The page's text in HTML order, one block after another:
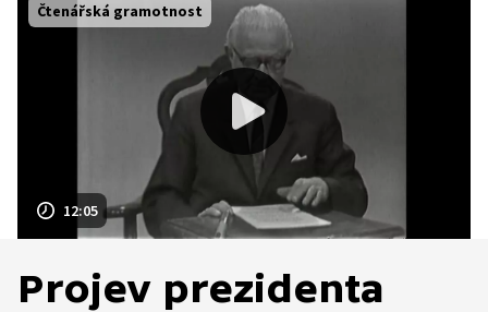
12:05
Čtenářská gramotnost
Projev prezidenta